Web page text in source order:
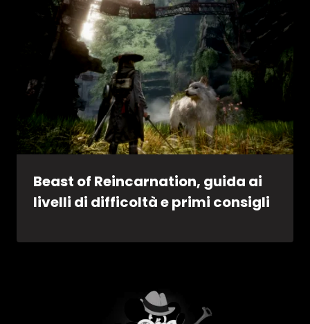
Beast of Reincarnation, guida ai
livelli di difficoltà e primi consigli